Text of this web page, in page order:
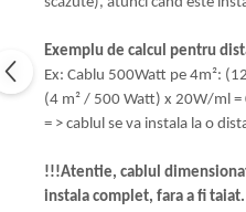
Exemplu de calcul pentru
Ex: Cablu 500Watt pe 4m²:
(4 m² / 500 Watt) x 20W/ml =
= > cablul se va instala la o
!!!Atentie, cablul
instala complet, fara a fi taiat.